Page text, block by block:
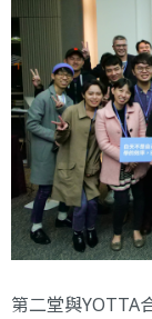
第二堂與YOTTA